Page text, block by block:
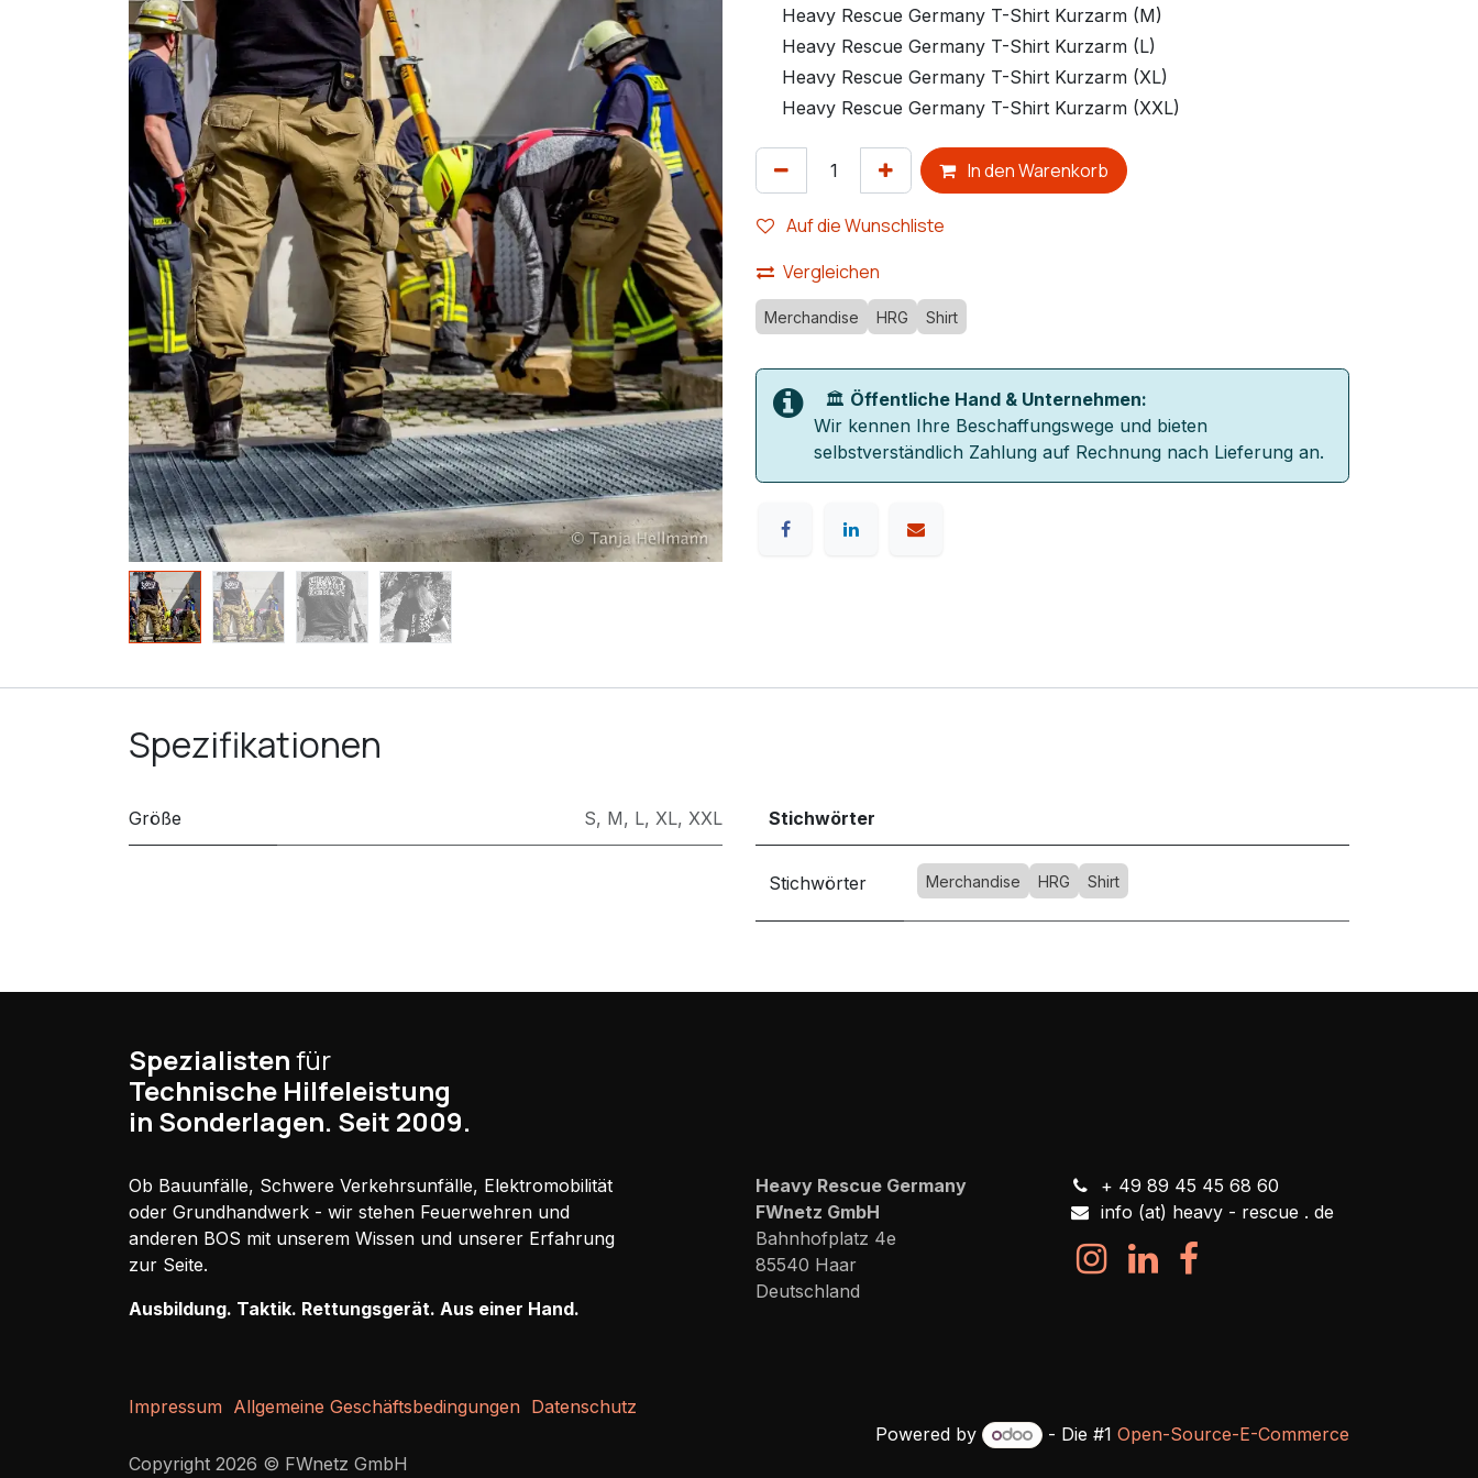
Heavy Rescue Germany T-Shirt Kurzarm (M)
Heavy Rescue Germany T-Shirt Kurzarm (L)
Heavy Rescue Germany T-Shirt Kurzarm (XL)
Heavy Rescue Germany T-Shirt Kurzarm (XXL)
In den Warenkorb
Auf die Wunschliste
Vergleichen
Merchandise HRG Shirt
🏛️ Öffentliche Hand & Unternehmen:
Wir kennen Ihre Beschaffungswege und bieten
selbstverständlich Zahlung auf Rechnung nach Lieferung an.
Spezifikationen
Größe S, M, L, XL, XXL Stichwörter
Stichwörter Merchandise HRG Shirt
Spezialistenfür
Technische Hilfeleistung
in Sonderlagen. Seit 2009.
Ob Bauunfälle, Schwere Verkehrsunfälle, Elektromobilität
oder Grundhandwerk - wir stehen Feuerwehren und
anderen BOS mit unserem Wissen und unserer Erfahrung
zur Seite.
Ausbildung. Taktik. Rettungsgerät. Aus einer Hand.
Heavy Rescue Germany
FWnetz GmbH
Bahnhofplatz 4e
85540 Haar
Deutschland
+ 49 89 45 45 68 60
info (at) heavy - rescue . de
Impressum Allgemeine Geschäftsbedingungen Datenschutz
Copyright 2026 © FWnetz GmbH
Powered by - Die #1 Open-Source-E-Commerce